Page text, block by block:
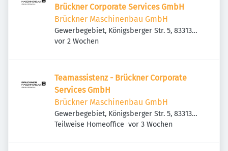
Brückner Corporate Services GmbH
Brückner Maschinenbau GmbH
Gewerbegebiet, Königsberger Str. 5, 83313
Siegsdorf, Deutschland
Veröffentlicht
vor 2 Wochen
Teamassistenz - Brückner Corporate
Services GmbH
Brückner Maschinenbau GmbH
Gewerbegebiet, Königsberger Str. 5, 83313
Siegsdorf, Deutschland
Teilweise Homeoffice Veröffentlicht
vor 3 Wochen